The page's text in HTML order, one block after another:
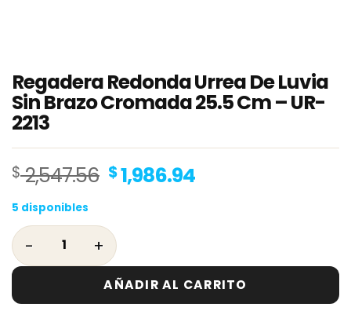
Regadera Redonda Urrea De Luvia
Sin Brazo Cromada 25.5 Cm – UR-
2213
$2,547.56 Original
$ 2,547.56.
$1,986.94Current
5 disponibles
Regadera Redonda Urrea De Luvia Sin
AÑADIR AL CARRITO